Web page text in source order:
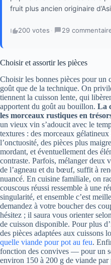
fruit plus ancien originaire
200 votes · 29
Choisir et assortir les pièces
Choisir les bonnes pièces pour un
goût que de la technique. On
tiennent la cuisson lente, qui
apportent du goût au bouillon. La
les morceaux rustiques en
un vieux vin s’adoucit avec le
textures : des morceaux
l’onctuosité, des pièces plus
mordant, et éventuellement des
contraste. Parfois, mélanger deux
de l’agneau et du bœuf, suffit à
nuancé. En cuisine familiale, on
couscous réussi ressemble à une
singularité, et ensemble c’est
demandez à votre boucher des
hésitez ; il saura vous orienter
de cuisson disponible. Pour plus
des pièces adaptées aux cuissons
quelle viande pour pot au feu.
fonction des convives — pour un
environ 150 à 200 g de viande par